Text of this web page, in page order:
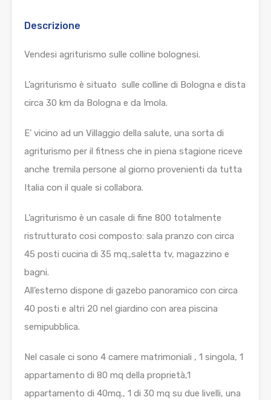
Descrizione
Vendesi agriturismo sulle colline bolognesi.
L’agriturismo è situato sulle colline di Bologna e dista
circa 30 km da Bologna e da Imola.
E’ vicino ad un Villaggio della salute, una sorta di
agriturismo per il fitness che in piena stagione riceve
anche tremila persone al giorno provenienti da tutta
Italia con il quale si collabora.
L’agriturismo è un casale di fine 800 totalmente
ristrutturato cosi composto: sala pranzo con circa
45 posti cucina di 35 mq.,saletta tv, magazzino e
bagni.
All’esterno dispone di gazebo panoramico con circa
40 posti e altri 20 nel giardino con area piscina
semipubblica.
Nel casale ci sono 4 camere matrimoniali , 1 singola, 1
appartamento di 80 mq della proprietà,1
appartamento di 40mq., 1 di 30 mq su due livelli, una